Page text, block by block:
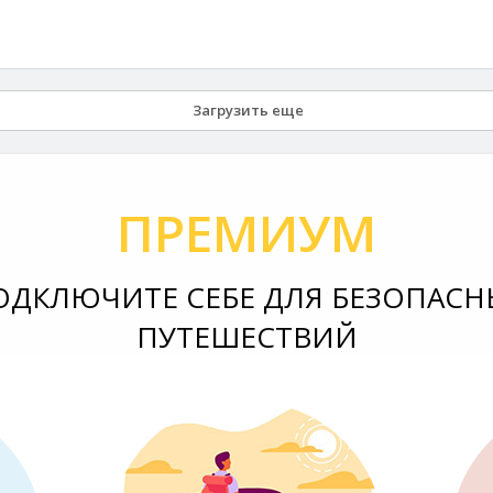
Загрузить еще
ПРЕМИУМ
СЕБЕ ДЛЯ
ПУТЕШЕСТВИЙ